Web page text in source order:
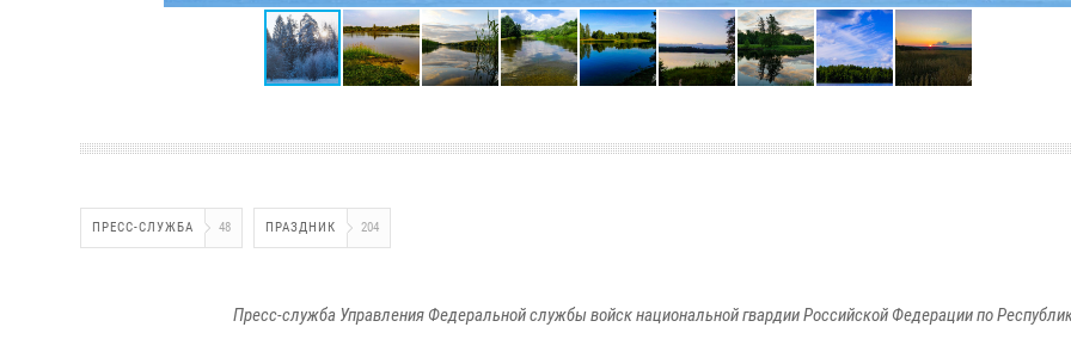
ПРЕСС-СЛУЖБА 48 ПРАЗДНИК 204
Пресс-служба Управления Федеральной службы войск национальной гвардии Российской Федерации по